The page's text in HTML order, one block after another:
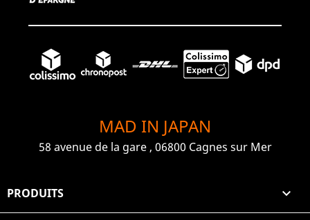
MAD IN JAPAN
58 avenue de la gare , 06800 Cagnes sur Mer
PRODUITS 